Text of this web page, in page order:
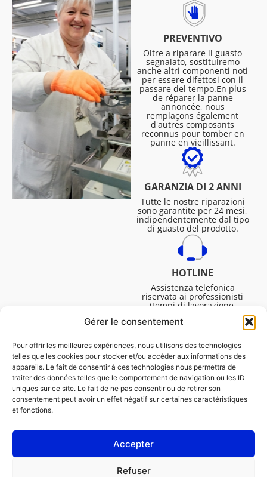
Gérer le consentement
Pour offrir les meilleures expériences, nous utilisons des technologies
telles que les cookies pour stocker et/ou accéder aux informations des
appareils. Le fait de consentir à ces technologies nous permettra de
traiter des données telles que le comportement de navigation ou les ID
uniques sur ce site. Le fait de ne pas consentir ou de retirer son
consentement peut avoir un effet négatif sur certaines caractéristiques
et fonctions.
Accepter
Refuser
PREVENTIVO
Oltre a riparare il guasto
segnalato, sostituiremo
anche altri componenti noti
per essere difettosi con il
passare del tempo.En plus
de réparer la panne
annoncée, nous
remplaçons également
d'autres composants
reconnus pour tomber en
panne en vieillissant.
GARANZIA DI 2 ANNI
Tutte le nostre riparazioni
sono garantite per 24 mesi,
indipendentemente dal tipo
di guasto del prodotto.
HOTLINE
Assistenza telefonica
riservata ai professionisti
(tempi di lavorazione,
Dal lunedì al venerdì dalle